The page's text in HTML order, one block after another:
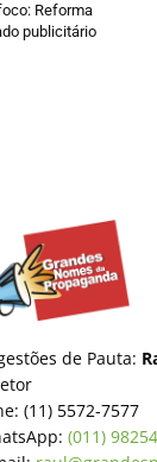
Reforma
publicitário
de Pauta:
(11) 5572-7577
(011)